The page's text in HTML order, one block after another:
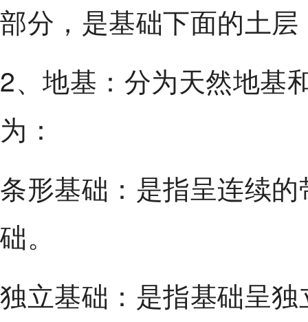
部分，是基础下面的土
2、地基：分为天然地基
为：
条形基础：是指呈连续
础。
独立基础：是指基础呈